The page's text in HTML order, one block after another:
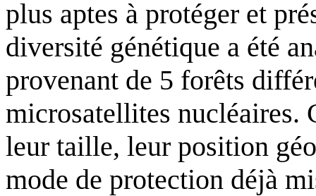
plus aptes à protéger et
diversité génétique a été
provenant de 5 forêts
microsatellites nucléaires.
leur taille, leur position
mode de protection déjà